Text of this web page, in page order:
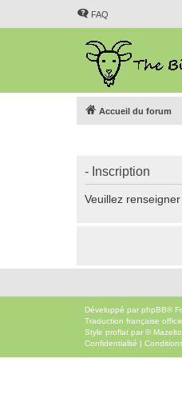
FAQ
Accueil du forum
- Inscription
Veuillez
Développé par phpBB®
Traduction française
Style proflat par ©
Confidentialité |